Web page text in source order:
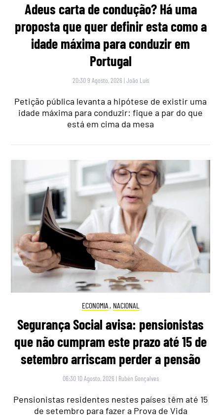
Adeus carta de condução? Há uma
proposta que quer definir esta como a
idade máxima para conduzir em
Portugal
20:30 9 Agosto, 2026 |João Luís
Petição pública levanta a hipótese de existir uma
idade máxima para conduzir: fique a par do que
está em cima da mesa
ECONOMIA , NACIONAL
Segurança Social avisa: pensionistas
que não cumpram este prazo até 15 de
setembro arriscam perder a pensão
06:30 10 Agosto, 2026 | Rubén Gonçalves
Pensionistas residentes nestes países têm até 15
de setembro para fazer a Prova de Vida